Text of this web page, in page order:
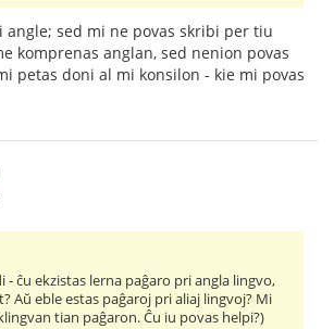
angle; sed mi ne povas skribi per tiu
komprenas anglan, sed nenion povas
petas doni al mi konsilon - kie mi povas
- ĉu ekzistas lerna paĝaro pri angla lingvo,
Aŭ eble estas paĝaroj pri aliaj lingvoj? Mi
tian paĝaron. Ĉu iu povas helpi?)